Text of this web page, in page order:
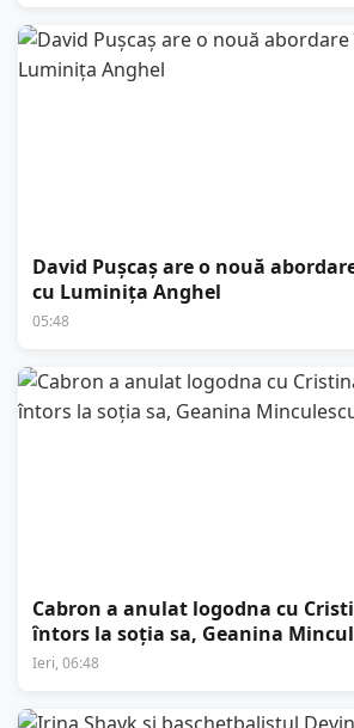
David Pușcaș are o nouă
cu Luminița Anghel
05:48
Cabron a anulat logodna cu
întors la soția sa, Geanina
Ieri, 06:48